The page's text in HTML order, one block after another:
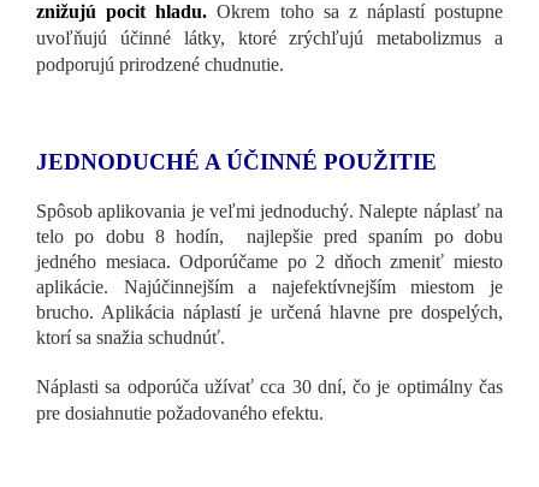
znižujú pocit hladu.Okrem toho sa z náplastí postupne
uvoľňujú účinné látky, ktoré zrýchľujú metabolizmus a
podporujú prirodzené chudnutie.
JEDNODUCHÉ A ÚČINNÉ POUŽITIE
Spôsob aplikovania je veľmi jednoduchý. Nalepte náplasť na
telo po dobu 8 hodín, najlepšie pred spaním po dobu
jedného mesiaca. Odporúčame po 2 dňoch zmeniť miesto
aplikácie. Najúčinnejším a najefektívnejším miestom je
brucho. Aplikácia náplastí je určená hlavne pre dospelých,
ktorí sa snažia schudnúť.
Náplasti sa odporúča užívať cca 30 dní, čo je optimálny čas
pre dosiahnutie požadovaného efektu.